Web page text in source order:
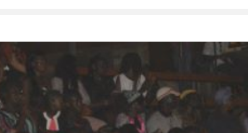
militaire au Burkina Faso : la nouvelle
Thomas-Sankara: les ministres